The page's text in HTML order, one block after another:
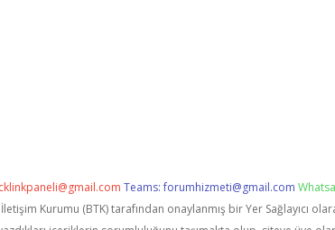
Teams:forumhizmeti@gmail.com
Kurumu (BTK) tarafından onaylanmış bir Yer